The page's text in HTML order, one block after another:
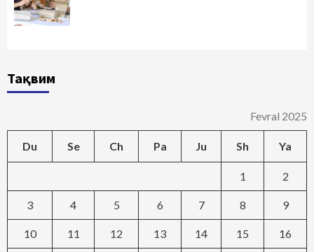
Тақвим
Fevral 2025
Du Se Ch Pa Ju Sh Ya
1 2
3 4 5 6 7 8 9
10 11 12 13 14 15 16